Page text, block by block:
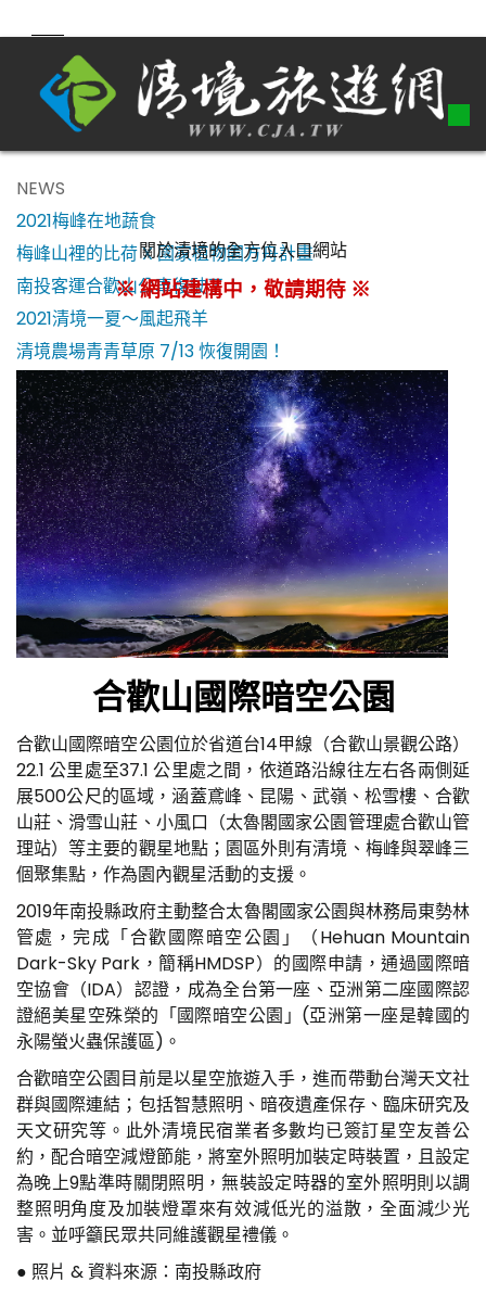
NEWS
2021梅峰在地蔬食
梅峰山裡的比荷 X 國家植物園方舟計畫
南投客運合歡山公車復駛了！
2021清境一夏～風起飛羊
清境農場青青草原 7/13 恢復開園！
關於清境的全方位入口網站
※ 網站建構中，敬請期待 ※
合歡山國際暗空公園
合歡山國際暗空公園位於省道台14甲線（合歡山景觀公路）
22.1 公里處至37.1 公里處之間，依道路沿線往左右各兩側延
展500公尺的區域，涵蓋鳶峰、昆陽、武嶺、松雪樓、合歡
山莊、滑雪山莊、小風口（太魯閣國家公園管理處合歡山管
理站）等主要的觀星地點；園區外則有清境、梅峰與翠峰三
個聚集點，作為園內觀星活動的支援。
2019年南投縣政府主動整合太魯閣國家公園與林務局東勢林
管處，完成「合歡國際暗空公園」（Hehuan Mountain
Dark-Sky Park，簡稱HMDSP）的國際申請，通過國際暗
空協會（IDA）認證，成為全台第一座、亞洲第二座國際認
證絕美星空殊榮的「國際暗空公園」(亞洲第一座是韓國的
永陽螢火蟲保護區)。
合歡暗空公園目前是以星空旅遊入手，進而帶動台灣天文社
群與國際連結；包括智慧照明、暗夜遺產保存、臨床研究及
天文研究等。此外清境民宿業者多數均已簽訂星空友善公
約，配合暗空減燈節能，將室外照明加裝定時裝置，且設定
為晚上9點準時關閉照明，無裝設定時器的室外照明則以調
整照明角度及加裝燈罩來有效減低光的溢散，全面減少光
害。並呼籲民眾共同維護觀星禮儀。
● 照片 & 資料來源：南投縣政府